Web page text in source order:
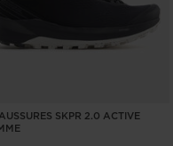
SKPR 2.0 ACTIVE